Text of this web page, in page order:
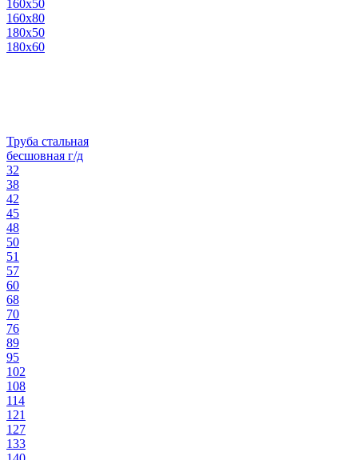
160х50
160х80
180х50
180х60
Труба стальная
бесшовная г/д
32
38
42
45
48
50
51
57
60
68
70
76
89
95
102
108
114
121
127
133